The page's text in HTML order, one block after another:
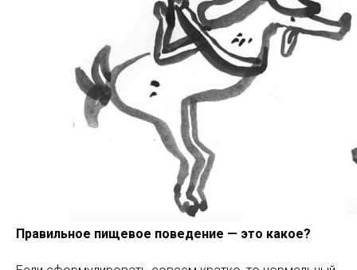
Правильное пищевое поведение — это какое?